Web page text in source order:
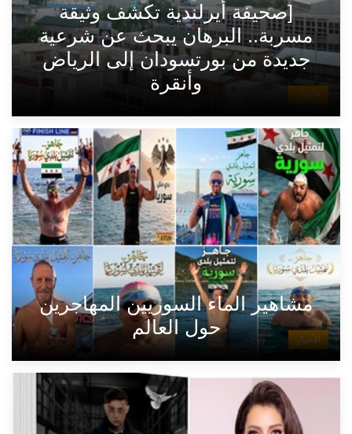
الأخبار
[صحيفة أيرلندية تكشف وثيقة
مسربة.. البرهان يبحث عن شرعية
جديدة من بورتسودان إلى الرياض
وأنقرة
الأخبار
مشاهير الماء السوريين المهاجرين
حول العالم